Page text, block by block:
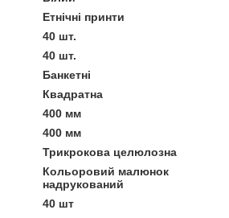
Етнічні принти
40 шт.
40 шт.
Банкетні
Квадратна
400 мм
400 мм
Трикрокова целюлозна
Кольоровий малюнок
надрукований
40 шт